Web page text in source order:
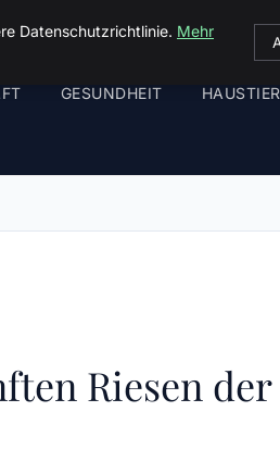
GESUNDHEIT
Riesen
Datenschutzrichtlinie. Mehr